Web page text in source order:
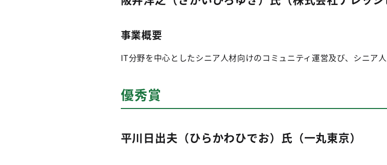
事業概要
IT分野を中心としたシニア人材向けのコミュニティ運営及び、シニア
優秀賞
平川日出夫（ひらかわひでお）氏（一丸東京）